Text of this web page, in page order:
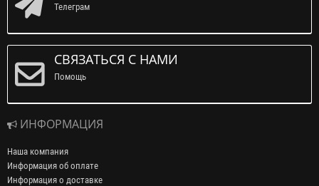
Телеграм
СВЯЗАТЬСЯ С НАМИ
Помощь
ИНФОРМАЦИЯ
Наша компания
Информация об оплате
Информация о доставке